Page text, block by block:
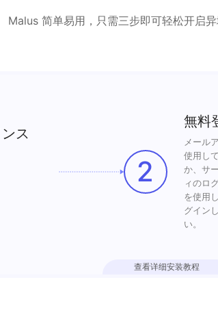
Malus 简单易用，只需三步即可轻松开启
ス
2
無料
メール
使用し
か、サ
ィのロ
を使用
グイン
い。
查看详细安装教程